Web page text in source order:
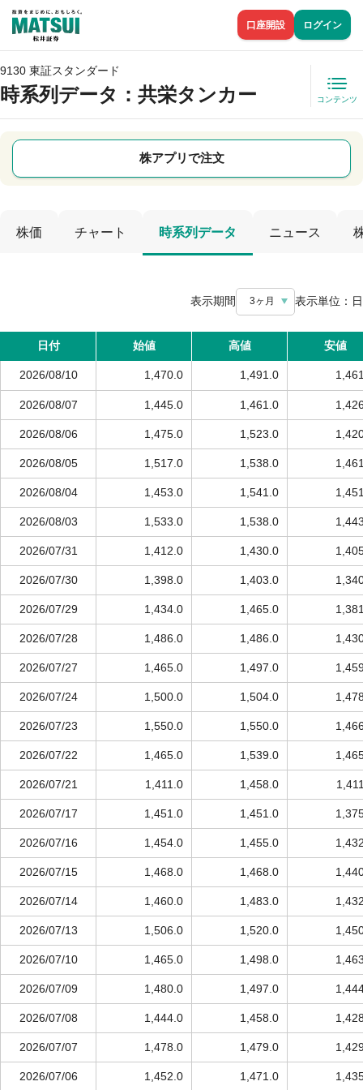
口座開設 ログイン
9130 東証スタンダード
時系列データ ：共栄タンカー コンテンツ
株アプリで注文
株価 チャート 時系列データ ニュース
表示期間 3ヶ月 表示単位： 日
日付 始値 高値 安値
2026/08/10 1,470.0 1,491.0
2026/08/07 1,445.0 1,461.0
2026/08/06 1,475.0 1,523.0
2026/08/05 1,517.0 1,538.0
2026/08/04 1,453.0 1,541.0
2026/08/03 1,533.0 1,538.0
2026/07/31 1,412.0 1,430.0
2026/07/30 1,398.0 1,403.0
2026/07/29 1,434.0 1,465.0
2026/07/28 1,486.0 1,486.0
2026/07/27 1,465.0 1,497.0
2026/07/24 1,500.0 1,504.0
2026/07/23 1,550.0 1,550.0
2026/07/22 1,465.0 1,539.0
2026/07/21 1,411.0 1,458.0
2026/07/17 1,451.0 1,451.0
2026/07/16 1,454.0 1,455.0
2026/07/15 1,468.0 1,468.0
2026/07/14 1,460.0 1,483.0
2026/07/13 1,506.0 1,520.0
2026/07/10 1,465.0 1,498.0
2026/07/09 1,480.0 1,497.0
2026/07/08 1,444.0 1,458.0
2026/07/07 1,478.0 1,479.0
2026/07/06 1,452.0 1,471.0